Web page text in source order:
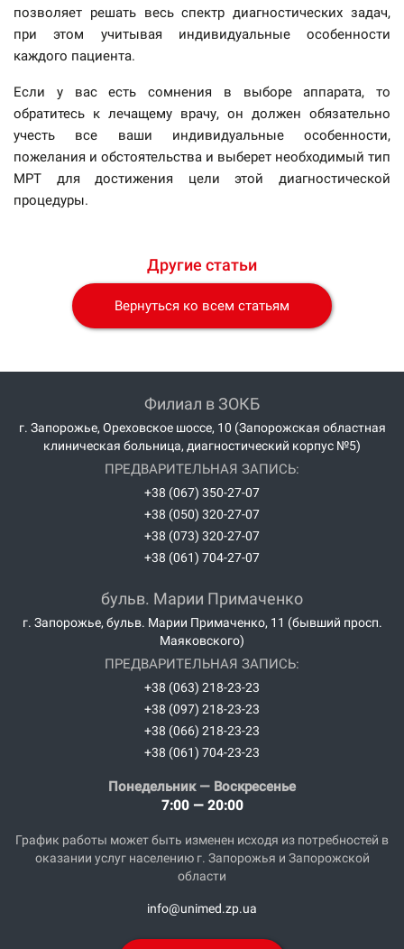
позволяет решать весь спектр диагностических задач,
при этом учитывая индивидуальные особенности
каждого пациента.
Если у вас есть сомнения в выборе аппарата, то
обратитесь к лечащему врачу, он должен обязательно
учесть все ваши индивидуальные особенности,
пожелания и обстоятельства и выберет необходимый тип
МРТ для достижения цели этой диагностической
процедуры.
Другие статьи
Вернуться ко всем статьям
Понедельник — Воскресенье
7:00 — 20:00
График работы может быть изменен исходя из потребностей в
оказании услуг населению г. Запорожья и Запорожской
области
info@unimed.zp.ua
Филиал в ЗОКБ
г. Запорожье, Ореховское шоссе, 10 (Запорожская областная
клиническая больница, диагностический корпус №5)
ПРЕДВАРИТЕЛЬНАЯ ЗАПИСЬ:
+38 (067) 350-27-07
+38 (050) 320-27-07
+38 (073) 320-27-07
+38 (061) 704-27-07
бульв. Марии Примаченко
г. Запорожье, бульв. Марии Примаченко, 11 (бывший просп.
Маяковского)
ПРЕДВАРИТЕЛЬНАЯ ЗАПИСЬ:
+38 (063) 218-23-23
+38 (097) 218-23-23
+38 (066) 218-23-23
+38 (061) 704-23-23